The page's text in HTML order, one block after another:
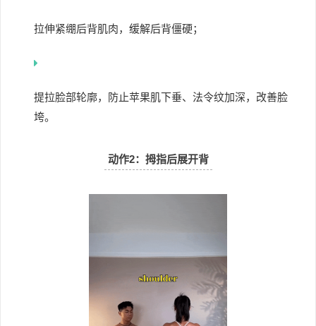
拉伸紧绷后背肌肉， 缓解后背僵硬；
提拉脸部轮廓，防止苹果肌下垂、法令纹加深，改善脸
垮。
动作2： 拇指后展开背